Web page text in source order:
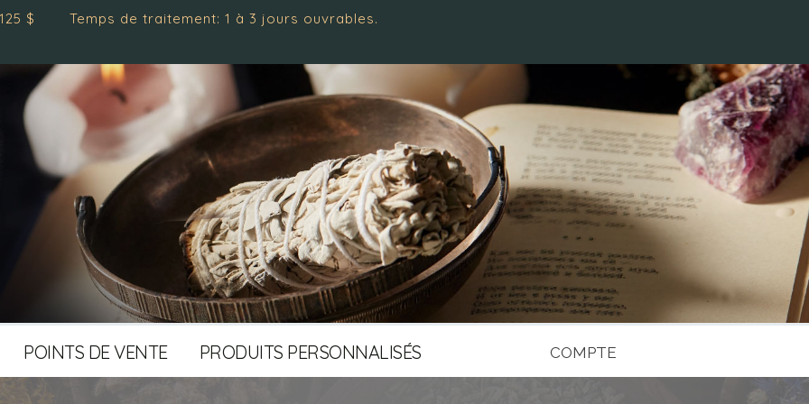
Temps de traitement: 1 à 3 jours ouvrables.
POINTS DE VENTE PRODUITS PERSONNALISÉS COMPTE